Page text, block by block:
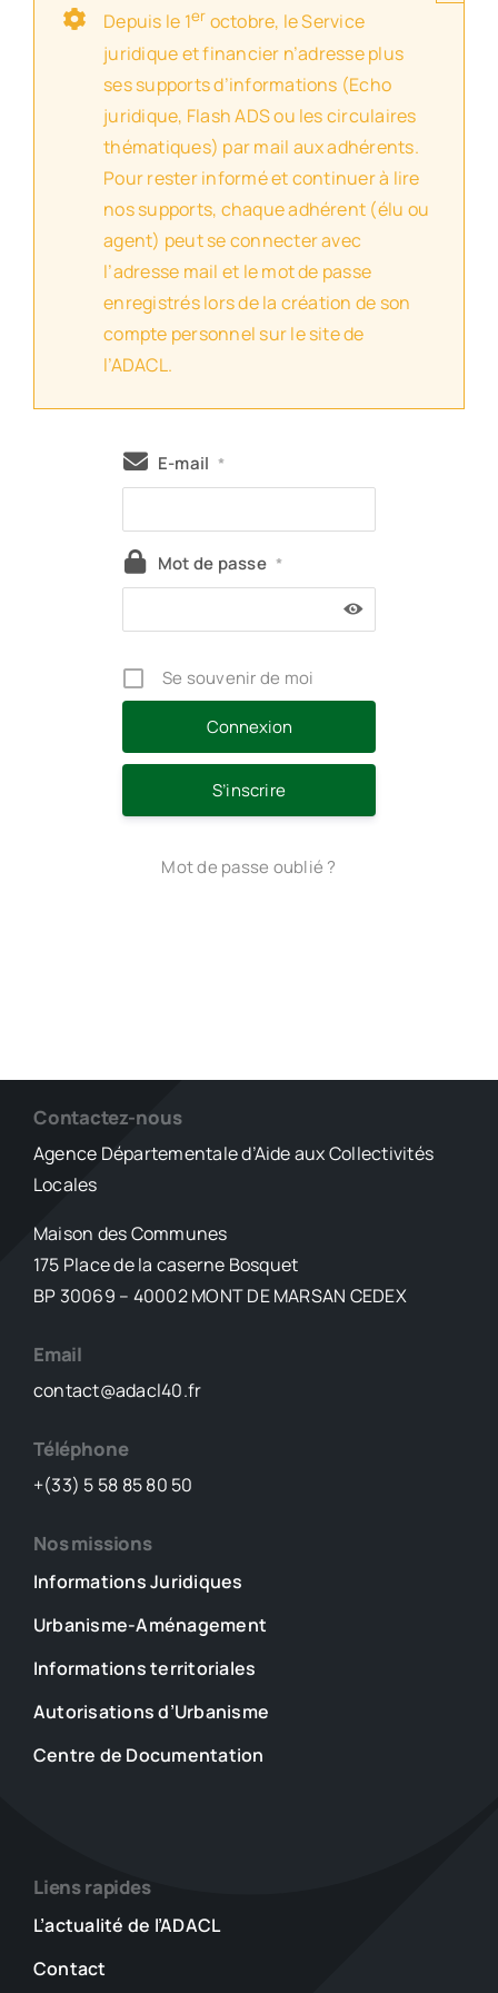
Depuis le 1er octobre, le Service
juridique et financier n’adresse plus
ses supports d’informations (Echo
juridique, Flash ADS ou les circulaires
thématiques) par mail aux adhérents.
Pour rester informé et continuer à lire
nos supports, chaque adhérent (élu ou
agent) peut se connecter avec
l’adresse mail et le mot de passe
enregistrés lors de la création de son
compte personnel sur le site de
l’ADACL.
E-mail *
Mot de passe *
Se souvenir de moi
S’inscrire
Mot de passe oublié ?
Contactez-nous
Agence Départementale d’Aide aux Collectivités
Locales
Maison des Communes
175 Place de la caserne Bosquet
BP 30069 – 40002 MONT DE MARSAN CEDEX
Email
contact@adacl40.fr
Téléphone
+(33) 5 58 85 80 50
Nos missions
Informations Juridiques
Urbanisme-Aménagement
Informations territoriales
Autorisations d’Urbanisme
Centre de Documentation
Liens rapides
L’actualité de l’ADACL
Contact